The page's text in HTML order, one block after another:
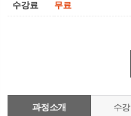
수강료 무료
과정소개 수강